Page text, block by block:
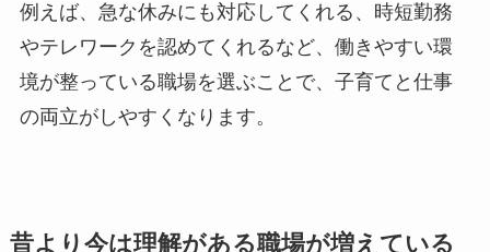
例えば、急な休みにも対応してくれる、時短勤務
やテレワークを認めてくれるなど、働きやすい環
境が整っている職場を選ぶことで、子育てと仕事
の両立がしやすくなります。
昔より今は理解がある職場が増えている